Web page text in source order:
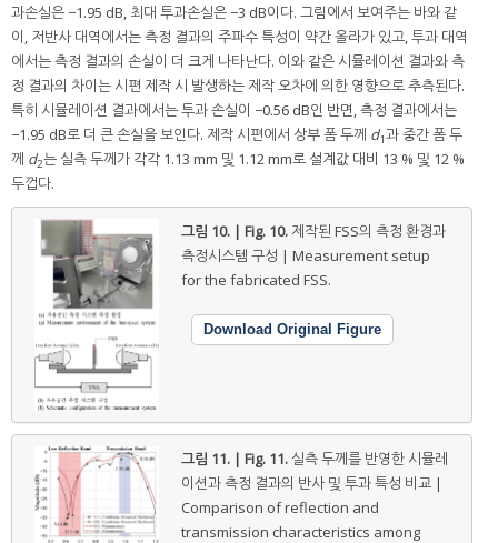
과손실은 −1.95 dB, 최대 투과손실은 −3 dB이다. 그림에서 보여주는 바와 같
이, 저반사 대역에서는 측정 결과의 주파수 특성이 약간 올라가 있고, 투과 대역
에서는 측정 결과의 손실이 더 크게 나타난다. 이와 같은 시뮬레이션 결과와 측
정 결과의 차이는 시편 제작 시 발생하는 제작 오차에 의한 영향으로 추측된다.
특히 시뮬레이션 결과에서는 투과 손실이 −0.56 dB인 반면, 측정 결과에서는
−1.95 dB로 더 큰 손실을 보인다. 제작 시편에서 상부 폼 두께 d1과 중간 폼 두
께 d2는 실측 두께가 각각 1.13 mm 및 1.12 mm로 설계값 대비 13 % 및 12 %
두껍다.
그림 10. | Fig. 10. 제작된 FSS의 측정 환경과
측정시스템 구성 | Measurement setup
for the fabricated FSS.
Download Original Figure
그림 11. | Fig. 11. 실측 두께를 반영한 시뮬레
이션과 측정 결과의 반사 및 투과 특성 비교 |
Comparison of reflection and
transmission characteristics among